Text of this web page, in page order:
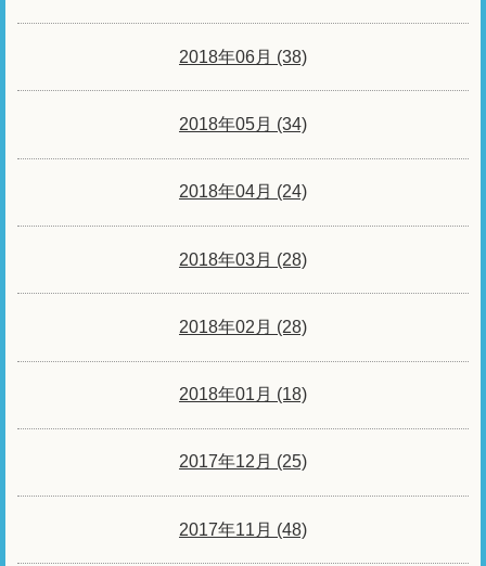
2018年06月 (38)
2018年05月 (34)
2018年04月 (24)
2018年03月 (28)
2018年02月 (28)
2018年01月 (18)
2017年12月 (25)
2017年11月 (48)